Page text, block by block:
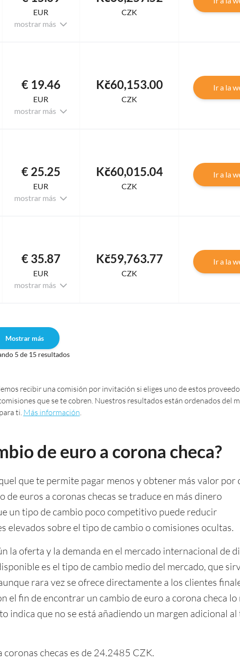
EUR
mostrar más
CZK
€ 19.46
EUR
mostrar más
Kč60,153.00
CZK
Ir a la
€ 25.25
EUR
mostrar más
Kč60,015.04
CZK
Ir a la
€ 35.87
EUR
mostrar más
Kč59,763.77
CZK
Ir a la
Mostrar más
5 de 15 resultados
recibir una comisión por invitación si eliges uno de estos
que se te cobren. Nuestros resultados están ordenados del
ti.Más información.
de euro a corona checa?
que te permite pagar menos y obtener más valor por
euros a coronas checas se traduce en más dinero
un tipo de cambio poco competitivo puede reducir
sobre el tipo de cambio o comisiones ocultas.
la oferta y la demanda en el mercado internacional de
es el tipo de cambio medio del mercado, que
rara vez se ofrece directamente a los clientes
el fin de encontrar un cambio de euro a corona checa lo
indica que no se está añadiendo un margen adicional
checas es de 24.2485 CZK.